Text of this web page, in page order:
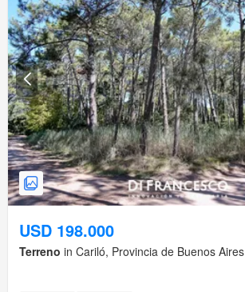
USD 198.000
Terreno in Cariló, Provincia de Buenos Aires